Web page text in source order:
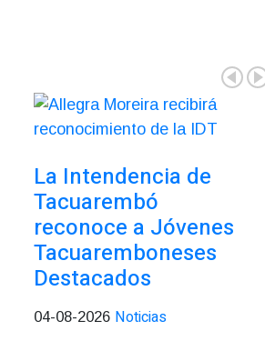
La Intendencia de
Tacuarembó
reconoce a Jóvenes
Tacuaremboneses
Destacados
04-08-2026 Noticias